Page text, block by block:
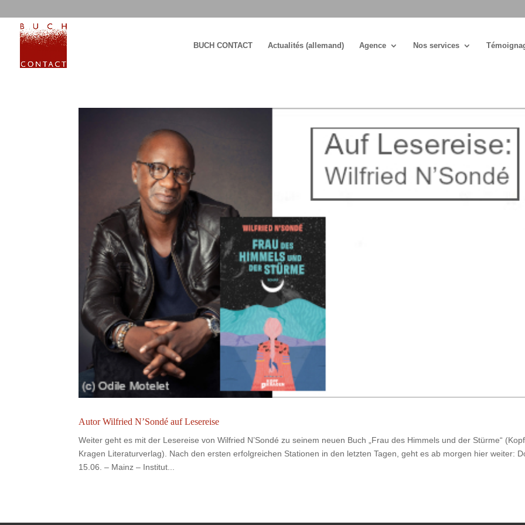
BUCH CONTACT Actualités (allemand) Agence Nos services
Autor Wilfried N’Sondé auf Lesereise
Weiter geht es mit der Lesereise von Wilfried N’Sondé zu seinem neuen Buch „Frau des Himmels und der Stürme“
Kragen Literaturverlag). Nach den ersten erfolgreichen Stationen in den letzten Tagen, geht es ab morgen hier weiter:
15.06. – Mainz – Institut...